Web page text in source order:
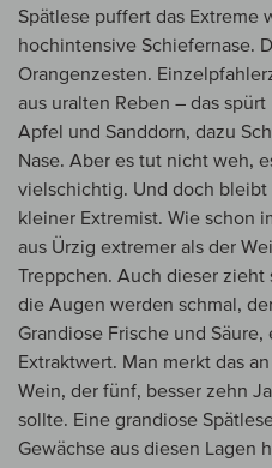
Spätlese puffert das Extreme
hochintensive Schiefernase.
Orangenzesten.
aus uralten Reben – das
Apfel und Sanddorn, dazu
Nase. Aber es tut nicht weh,
vielschichtig. Und doch
kleiner Extremist. Wie schon
aus Ürzig extremer als der
Treppchen. Auch dieser zieht
die Augen werden schmal,
Grandiose Frische und
Extraktwert. Man merkt das
Wein, der fünf, besser zehn
sollte. Eine grandiose
Gewächse aus diesen Lagen